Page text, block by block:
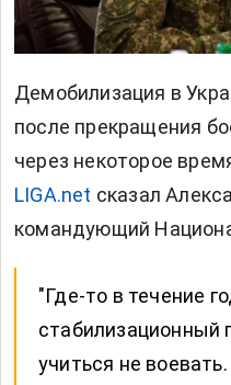
Демобилизация в
после прекращения
через некоторое
LIGA.net сказал
командующий
"Где-то в течение
стабилизационный
учиться не